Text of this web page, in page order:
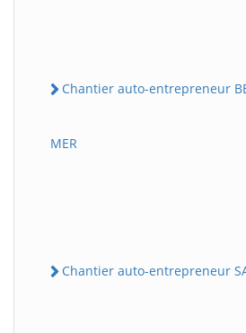
Chantier auto-entrepreneur
MER
Chantier auto-entrepreneur